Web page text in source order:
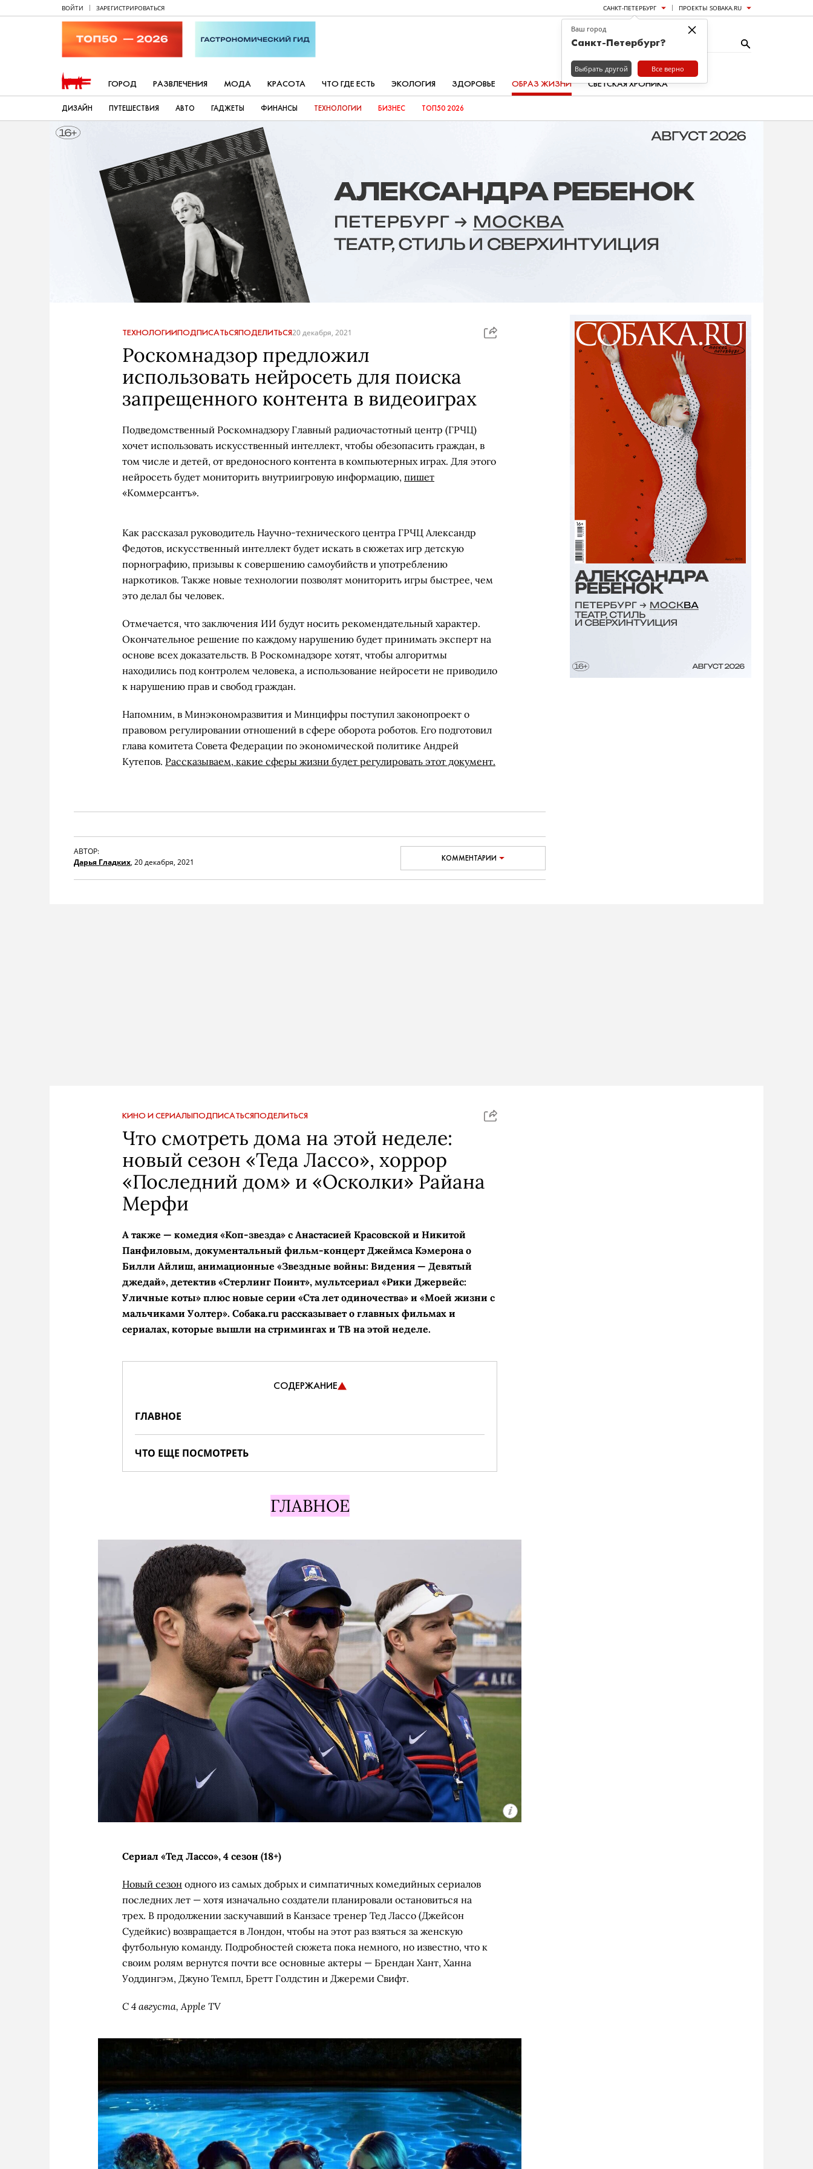
ВОЙТИ ЗАРЕГИСТРИРОВАТЬСЯ САНКТ-ПЕТЕРБУРГ ПРОЕКТЫ SOBAKA.RU
ГОРОД РАЗВЛЕЧЕНИЯ МОДА КРАСОТА ЧТО ГДЕ ЕСТЬ ЭКОЛОГИЯ ЗДОРОВЬЕ ОБРАЗ ЖИЗНИ СВЕТСКАЯ ХРОНИКА
ДИЗАЙН ПУТЕШЕСТВИЯ АВТО ГАДЖЕТЫ ФИНАНСЫ ТЕХНОЛОГИИ БИЗНЕС ТОП50 2026
ТЕХНОЛОГИИПОДПИСАТЬСЯПОДЕЛИТЬСЯ20 декабря, 2021
Роскомнадзор предложил
использовать нейросеть для поиска
запрещенного контента в видеоиграх
Подведомственный Роскомнадзору Главный радиочастотный центр (ГРЧЦ)
хочет использовать искусственный интеллект, чтобы обезопасить граждан, в
том числе и детей, от вредоносного контента в компьютерных играх. Для этого
нейросеть будет мониторить внутриигровую информацию, пишет
«Коммерсантъ».
Как рассказал руководитель Научно-технического центра ГРЧЦ Александр
Федотов, искусственный интеллект будет искать в сюжетах игр детскую
порнографию, призывы к совершению самоубийств и употреблению
наркотиков. Также новые технологии позволят мониторить игры быстрее, чем
это делал бы человек.
Отмечается, что заключения ИИ будут носить рекомендательный характер.
Окончательное решение по каждому нарушению будет принимать эксперт на
основе всех доказательств. В Роскомнадзоре хотят, чтобы алгоритмы
находились под контролем человека, а использование нейросети не приводило
к нарушению прав и свобод граждан.
Напомним, в Минэкономразвития и Минцифры поступил законопроект о
правовом регулировании отношений в сфере оборота роботов. Его подготовил
глава комитета Совета Федерации по экономической политике Андрей
Кутепов. Рассказываем, какие сферы жизни будет регулировать этот документ.
АВТОР:
Дарья Гладких, 20 декабря, 2021 КОММЕНТАРИИ
КИНО И СЕРИАЛЫПОДПИСАТЬСЯПОДЕЛИТЬСЯ
Что смотреть дома на этой неделе:
новый сезон «Теда Лассо», хоррор
«Последний дом» и «Осколки» Райана
Мерфи
А также — комедия «Коп-звезда» с Анастасией Красовской и Никитой
Панфиловым, документальный фильм-концерт Джеймса Кэмерона о
Билли Айлиш, анимационные «Звездные войны: Видения — Девятый
джедай», детектив «Стерлинг Поинт», мультсериал «Рики Джервейс:
Уличные коты» плюс новые серии «Ста лет одиночества» и «Моей жизни с
мальчиками Уолтер». Собака.ru рассказывает о главных фильмах и
сериалах, которые вышли на стримингах и ТВ на этой неделе.
СОДЕРЖАНИЕ
ГЛАВНОЕ
ЧТО ЕЩЕ ПОСМОТРЕТЬ
ГЛАВНОЕ
Сериал «Тед Лассо», 4 сезон (18+)
Новый сезон одного из самых добрых и симпатичных комедийных сериалов
последних лет — хотя изначально создатели планировали остановиться на
трех. В продолжении заскучавший в Канзасе тренер Тед Лассо (Джейсон
Судейкис) возвращается в Лондон, чтобы на этот раз взяться за женскую
футбольную команду. Подробностей сюжета пока немного, но известно, что к
своим ролям вернутся почти все основные актеры — Брендан Хант, Ханна
Уоддингэм, Джуно Темпл, Бретт Голдстин и Джереми Свифт.
С 4 августа, Apple TV
×
Ваш город
Санкт-Петербург?
Выбрать другой Все верно